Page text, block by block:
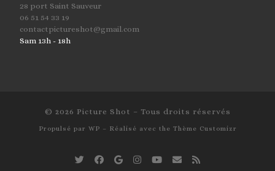
28 port Saint Sauveur
06 51 54 33 19
contactpictureshot@gmail.com
Sam 13h - 18h
© 2026 Picture Shot – Tous droits réservés
Propulsé par WP – Réalisé avec the Thème Customizr